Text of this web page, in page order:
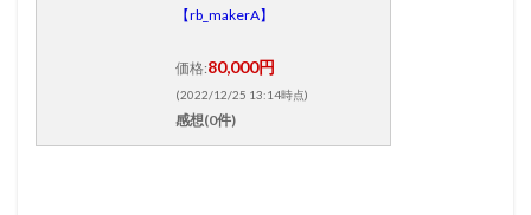
【rb_makerA】
価格:80,000円
(2022/12/25 13:14時点)
感想(0件)